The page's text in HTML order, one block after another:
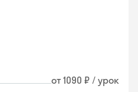
от 1090 ₽ / урок